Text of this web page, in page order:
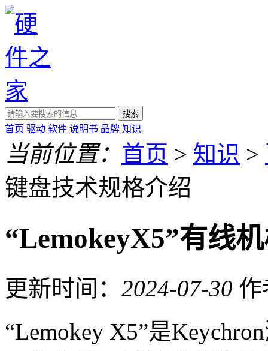
搜索
首页 驱动 软件 说明书 品牌 知识
当前位置： 首页 > 知识 >
键盘技术规格介绍
“LemokeyX5”有线
更新时间： 2024-07-30 作
“Lemokey X5”是